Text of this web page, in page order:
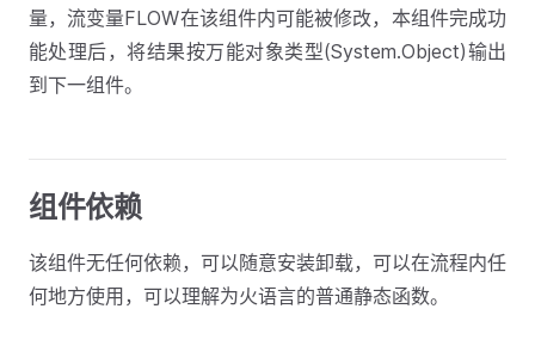
量，流变量FLOW在该组件内可能被修改，本组件完成功
能处理后，将结果按万能对象类型(System.Object)输出
到下一组件。
组件依赖
该组件无任何依赖，可以随意安装卸载，可以在流程内任
何地方使用，可以理解为火语言的普通静态函数。